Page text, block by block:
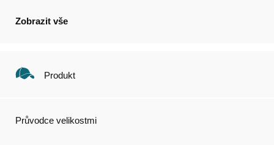
Zobrazit vše
Produkt
Průvodce velikostmi